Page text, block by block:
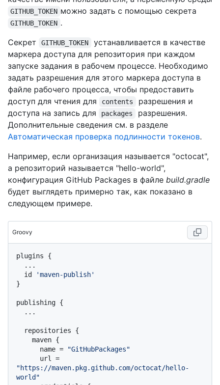
GITHUB_TOKEN можно задать с помощью секрета
GITHUB_TOKEN .
Секрет
GITHUB_TOKEN
устанавливается в качестве
маркера доступа для репозитория при каждом
запуске задания в рабочем процессе. Необходимо
задать разрешения для этого маркера доступа в
файле рабочего процесса, чтобы предоставить
доступ для чтения для
contents
разрешения и
доступа на запись для
packages
разрешения.
Дополнительные сведения см. в разделе
Автоматическая проверка подлинности токенов.
Например, если организация называется "octocat",
а репозиторий называется "hello-world",
конфигурация GitHub Packages в файле build.gradle
будет выглядеть примерно так, как показано в
следующем примере.
Groovy
plugins {
  id
'maven-publish'
}
publishing {
      name =
"GitHubPackages"
"https://maven.pkg.github.com/octocat/hello-
world"